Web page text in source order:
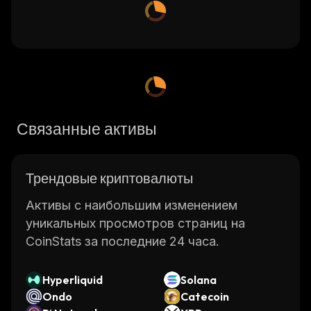
Связанные активы
Трендовые криптовалюты
Активы с наибольшим изменением
уникальных просмотров страниц на
CoinStats за последние 24 часа.
Hyperliquid
Solana
Ondo
Catecoin